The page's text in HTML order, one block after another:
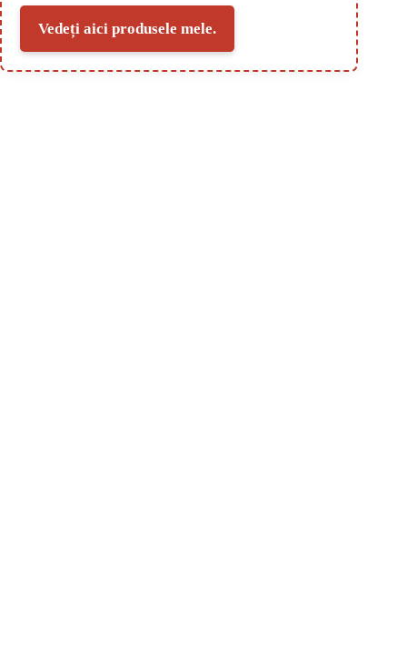
Vedeți aici produsele mele.